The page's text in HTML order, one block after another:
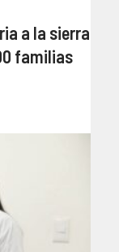
a la sierra
familias